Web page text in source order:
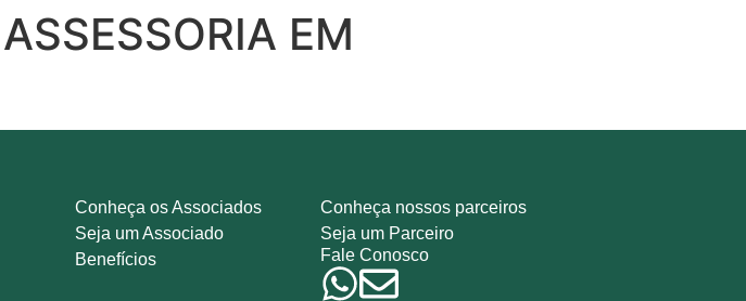
EM
Conheça os Associados
Seja um Associado
Benefícios
Conheça nossos parceiros
Seja um Parceiro
Fale Conosco